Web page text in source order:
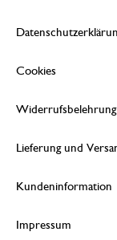
Cookies
Widerrufsbelehrung
Lieferung und
Kundeninformation
Impressum